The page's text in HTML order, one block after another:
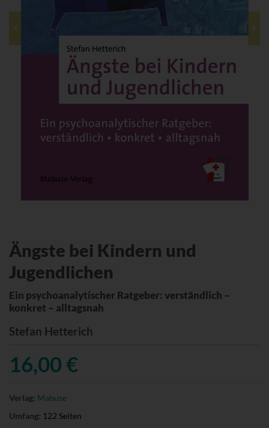
Ängste bei Kindern und
Jugendlichen
Ein psychoanalytischer Ratgeber: verständlich –
konkret – alltagsnah
Stefan Hetterich
16,00 €
Verlag: Mabuse
Umfang: 122 Seiten